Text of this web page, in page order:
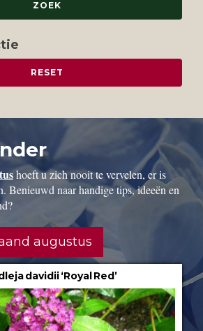
hoeft u zich nooit te vervelen, er is
Benieuwd naar handige tips, ideeën en
augustus
davidii ‘Royal Red’